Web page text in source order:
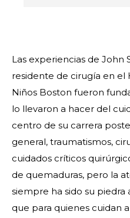
Las experiencias de John
residente de cirugía en el
Niños Boston fueron
lo llevaron a hacer del
centro de su carrera
general, traumatismos,
cuidados críticos
de quemaduras, pero la
siempre ha sido su piedra
que para quienes cuidan